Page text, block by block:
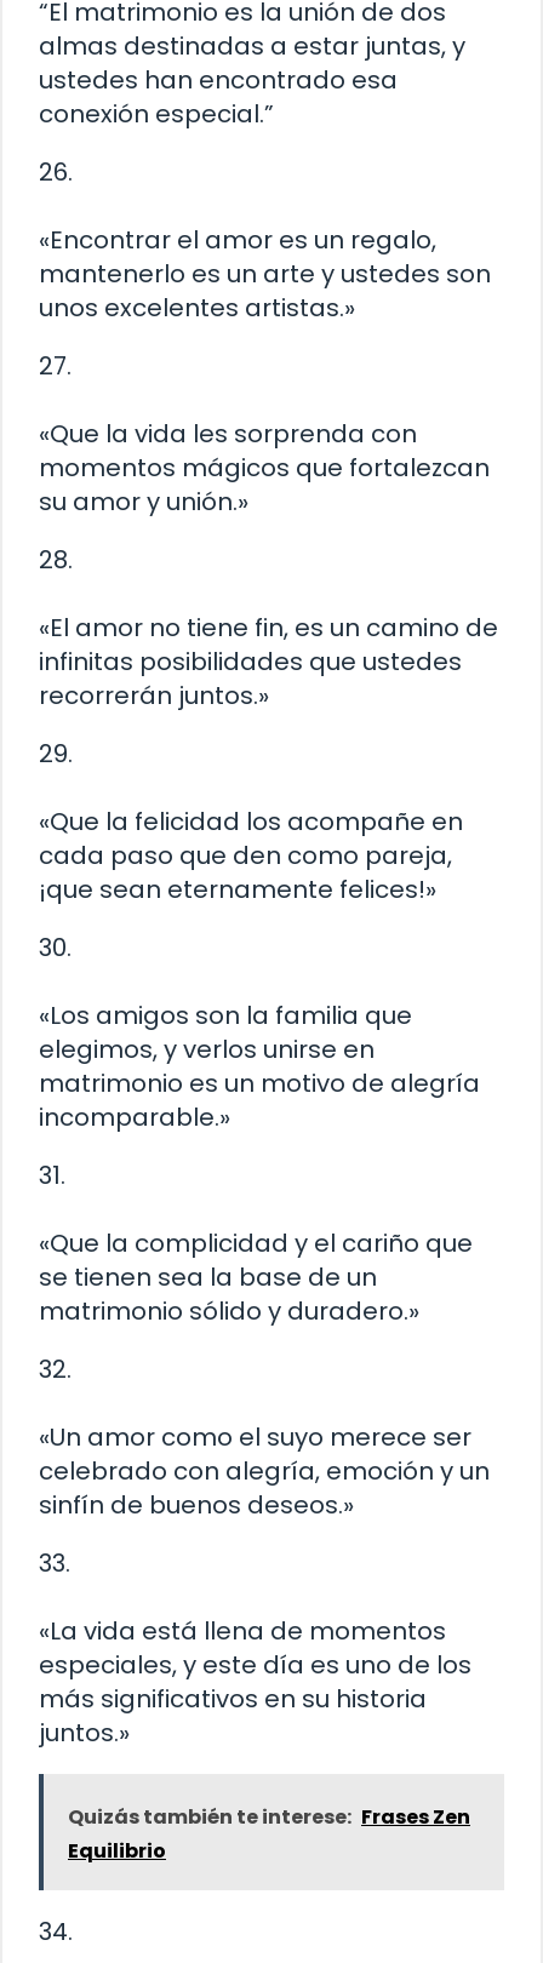
“El matrimonio es la unión de dos
almas destinadas a estar juntas, y
ustedes han encontrado esa
conexión especial.”
26.
«Encontrar el amor es un regalo,
mantenerlo es un arte y ustedes son
unos excelentes artistas.»
27.
«Que la vida les sorprenda con
momentos mágicos que fortalezcan
su amor y unión.»
28.
«El amor no tiene fin, es un camino de
infinitas posibilidades que ustedes
recorrerán juntos.»
29.
«Que la felicidad los acompañe en
cada paso que den como pareja,
¡que sean eternamente felices!»
30.
«Los amigos son la familia que
elegimos, y verlos unirse en
matrimonio es un motivo de alegría
incomparable.»
31.
«Que la complicidad y el cariño que
se tienen sea la base de un
matrimonio sólido y duradero.»
32.
«Un amor como el suyo merece ser
celebrado con alegría, emoción y un
sinfín de buenos deseos.»
33.
«La vida está llena de momentos
especiales, y este día es uno de los
más significativos en su historia
juntos.»
Quizás también te interese: Frases Zen
Equilibrio
34.